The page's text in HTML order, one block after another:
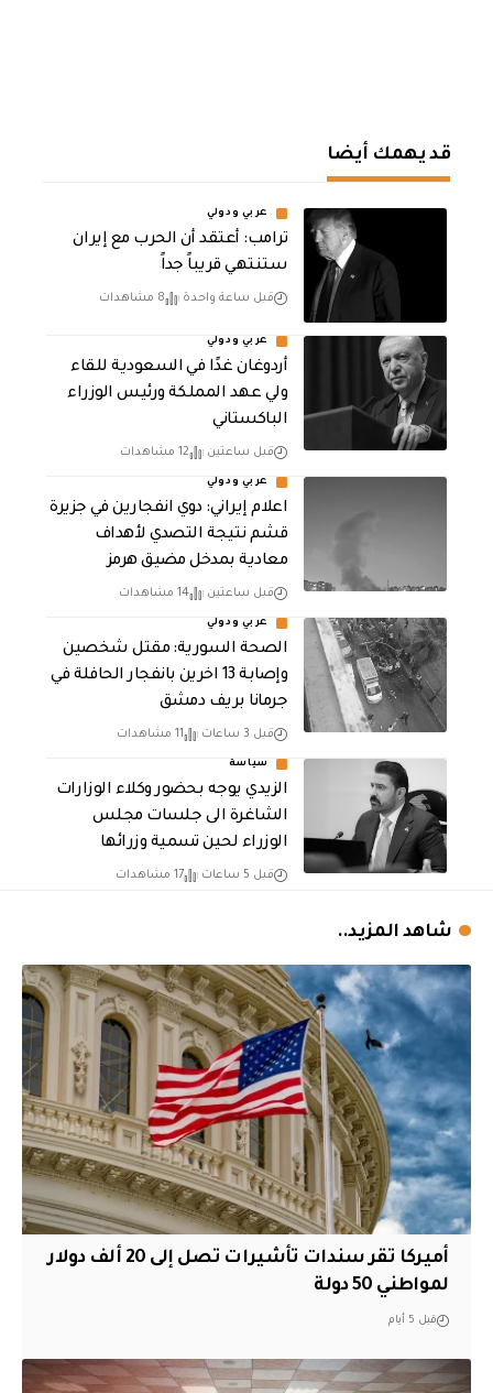
قد يهمك أيضا
عربي ودولي
‏ترامب: أعتقد أن الحرب مع إيران
ستنتهي قريباً جداً
قبل ساعة واحدة 8 مشاهدات
عربي ودولي
أردوغان غدًا في السعودية للقاء
ولي عهد المملكة ورئيس الوزراء
الباكستاني
قبل ساعتين 12 مشاهدات
عربي ودولي
اعلام إيراني: دوي انفجارين في جزيرة
قشم نتيجة التصدي لأهداف
معادية بمدخل مضيق هرمز
قبل ساعتين 14 مشاهدات
عربي ودولي
الصحة السورية: مقتل شخصين
وإصابة 13 اخرين بانفجار الحافلة في
جرمانا بريف دمشق
قبل 3 ساعات 11 مشاهدات
سياسة
الزيدي يوجه بحضور وكلاء الوزارات
الشاغرة الى جلسات مجلس
الوزراء لحين تسمية وزرائها
قبل 5 ساعات 17 مشاهدات
شاهد المزيد..
أميركا تقر سندات تأشيرات تصل إلى 20 ألف دولار
لمواطني 50 دولة
قبل 5 أيام